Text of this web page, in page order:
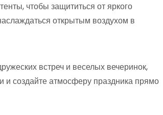
чтобы защититься от яркого
открытым воздухом в
встреч и веселых вечеринок,
и создайте атмосферу праздника прямо